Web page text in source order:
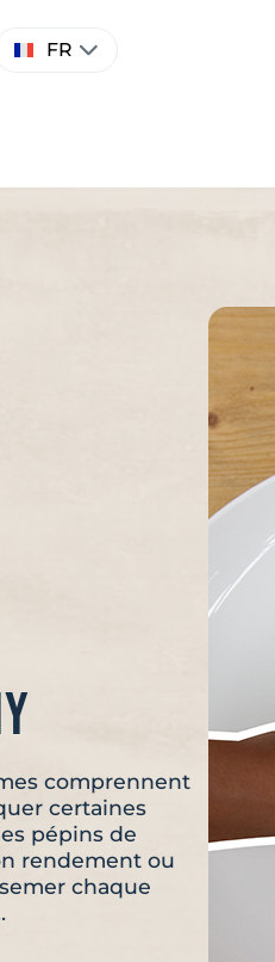
FR
comprennent
certaines
pépins de
rendement ou
chaque